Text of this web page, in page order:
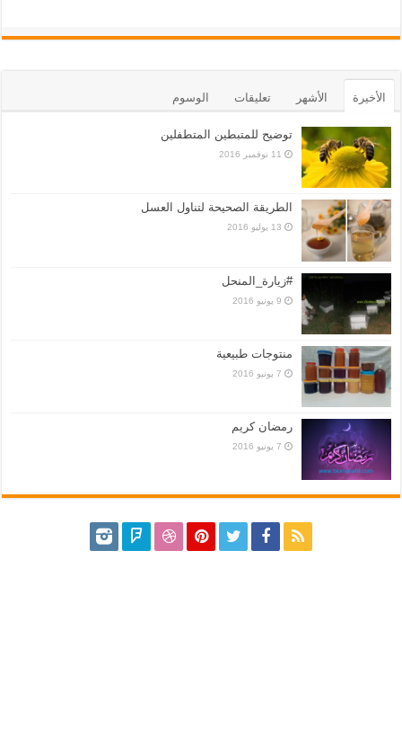
الأخيرة الأشهر تعليقات الوسوم
توضيح للمتبطين المتطفلين
11 نوفمبر 2016
الطريقة الصحيحة لتناول العسل
13 يوليو 2016
#زيارة_المنحل
9 يونيو 2016
منتوجات طبيعية
7 يونيو 2016
رمضان كريم
7 يونيو 2016